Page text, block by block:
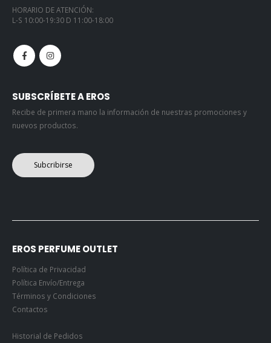
HORARIO DE ATENCIÓN:
L-S 10:00-19:30 D 11:00-18:00
SUBSCRÍBETE A EROS
Recibe de primera mano la información de nuestras promociones y
nuevos productos.
Subcribirse
EROS PERFUME OUTLET
Política de Privacidad
Política Envío/Entrega
Términos y Condiciones
Contactos
Historial de Pedidos